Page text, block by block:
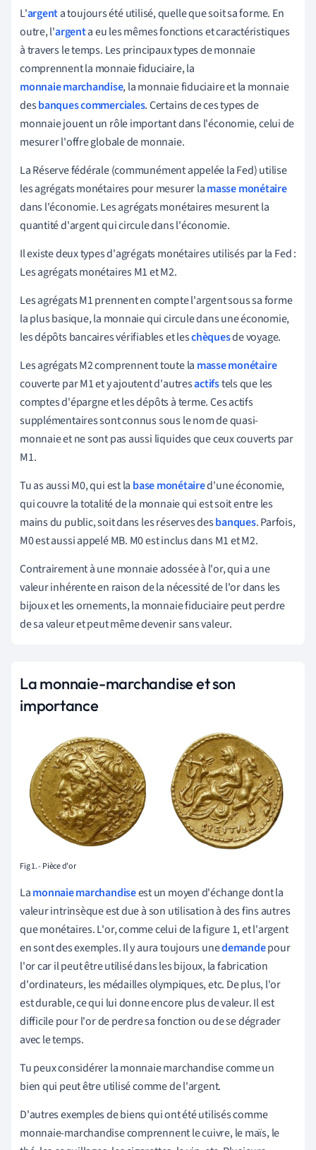
L'argenta toujours été utilisé, quelle que soit sa forme. En
outre, l'argenta eu les mêmes fonctions et caractéristiques
à travers le temps. Les principaux types de monnaie
comprennent la monnaie fiduciaire, la
monnaie marchandise, la monnaie fiduciaire et la monnaie
desbanques commerciales. Certains de ces types de
monnaie jouent un rôle important dans l'économie, celui de
mesurer l'offre globale de monnaie.
La Réserve fédérale (communément appelée la Fed) utilise
les agrégats monétaires pour mesurer lamasse monétaire
dans l'économie. Les agrégats monétaires mesurent la
quantité d'argent qui circule dans l'économie.
Il existe deux types d'agrégats monétaires utilisés par la Fed :
Les agrégats monétaires M1 et M2.
Les agrégats M1 prennent en compte l'argent sous sa forme
la plus basique, la monnaie qui circule dans une économie,
les dépôts bancaires vérifiables et leschèquesde voyage.
Les agrégats M2 comprennent toute la masse monétaire
couverte par M1 et y ajoutent d'autresactifstels que les
comptes d'épargne et les dépôts à terme. Ces actifs
supplémentaires sont connus sous le nom de quasi-
monnaie et ne sont pas aussi liquides que ceux couverts par
M1.
Tu as aussi M0, qui est la base monétaired'une économie,
qui couvre la totalité de la monnaie qui est soit entre les
mains du public, soit dans les réserves desbanques. Parfois,
M0 est aussi appelé MB. M0 est inclus dans M1 et M2.
Contrairement à une monnaie adossée à l'or, qui a une
valeur inhérente en raison de la nécessité de l'or dans les
bijoux et les ornements, la monnaie fiduciaire peut perdre
de sa valeur et peut même devenir sans valeur.
La monnaie-marchandise et son
importance
Fig 1. - Pièce d'or
Lamonnaie marchandiseest un moyen d'échange dont la
valeur intrinsèque est due à son utilisation à des fins autres
que monétaires. L'or, comme celui de la figure 1, et l'argent
en sont des exemples. Il y aura toujours unedemandepour
l'or car il peut être utilisé dans les bijoux, la fabrication
d'ordinateurs, les médailles olympiques, etc. De plus, l'or
est durable, ce qui lui donne encore plus de valeur. Il est
difficile pour l'or de perdre sa fonction ou de se dégrader
avec le temps.
Tu peux considérer la monnaie marchandise comme un
bien qui peut être utilisé comme de l'argent.
D'autres exemples de biens qui ont été utilisés comme
monnaie-marchandise comprennent le cuivre, le maïs, le